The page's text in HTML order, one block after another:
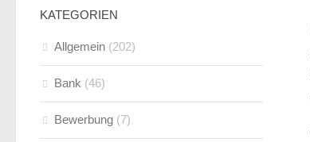
KATEGORIEN
Allgemein (202)
Bank (46)
Bewerbung (7)